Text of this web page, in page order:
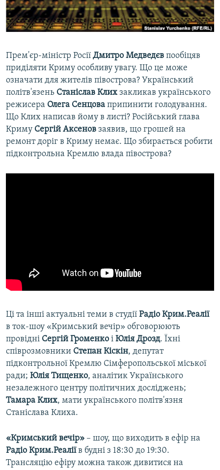
ВІДЕОУРОКИ «ELIFBE»
СВІДЧЕННЯ ОКУПАЦІЇ
ІНФОГРАФІКА
Русский
Qırımtatar
ДОЛУЧАЙСЯ!
Усі сайти RFE/RL
Прем'єр-міністр Росії Дмитро Медведєв пообіцяв
приділяти Криму особливу увагу. Що це може
означати для жителів півострова? Український
політв'язень Станіслав Клих закликав українського
режисера Олега Сенцова припинити голодування.
Що Клих написав йому в листі? Російський глава
Криму Сергій Аксенов заявив, що грошей на
ремонт доріг в Криму немає. Що збирається робити
підконтрольна Кремлю влада півострова?
Ці та інші актуальні теми в студії Радіо Крим.Реалії
в ток-шоу «Кримський вечір» обговорюють
провідні Сергій Громенко і Юлія Дрозд. Їхні
співрозмовники Степан Кіскін, депутат
підконтрольної Кремлю Сімферопольської міської
ради; Юлія Тищенко, аналітик Українського
незалежного центру політичних досліджень;
Тамара Клих, мати українського політв'язня
Станіслава Клиха.
«Кримський вечір» – шоу, що виходить в ефір на
Радіо Крим.Реаліїв будні з 18:30 до 19:30.
Трансляцію ефіру можна також дивитися на